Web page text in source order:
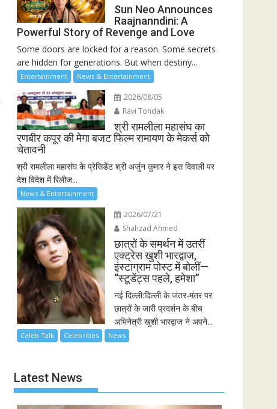
Sun Neo Announces
Raajnanndini: A
Powerful Story of Revenge and Love
Some doors are locked for a reason. Some secrets
are hidden for generations. But when destiny...
Entertainment News & Entertainment
2026/08/05
Ravi Tondak
श्री रामलीला महासंघ का
रणबीर कपूर की मेगा बजट फिल्म रामायण के मेकर्स को
चेतावनी
श्री रामलीला महासंघ के प्रेसिडेंट श्री अर्जुन कुमार ने इस दिवाली पर
देश विदेश में रिलीज...
News & Entertainment
2026/07/21
Shahzad Ahmed
छात्रों के समर्थन में उतरीं
एक्ट्रेस खुशी भारद्वाज,
इंस्टाग्राम पोस्ट में बोलीं—
“स्टूडेंट्स पहले, हमेशा”
नई दिल्ली:दिल्ली के जंतर-मंतर पर
छात्रों के जारी प्रदर्शन के बीच
अभिनेत्री खुशी भारद्वाज ने अपने...
Celeb Talk Celebrities News
Latest News